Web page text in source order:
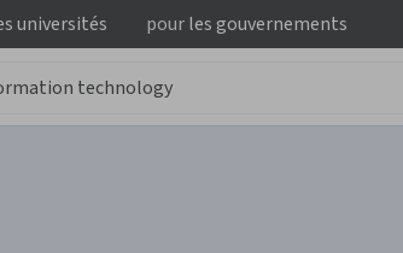
universités pourles gouvernements